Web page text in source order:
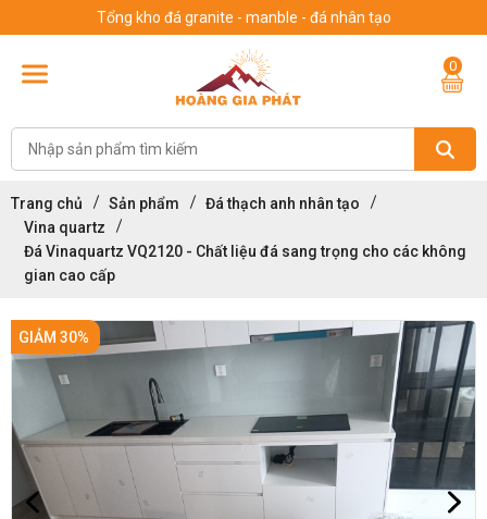
Tổng kho đá granite - manble - đá nhân tạo
0
Trang chủ Sản phẩm
Đá thạch anh nhân tạo
Vina quartz
Đá Vinaquartz VQ2120 - Chất liệu đá sang trọng cho các không
gian cao cấp
GIẢM 30%